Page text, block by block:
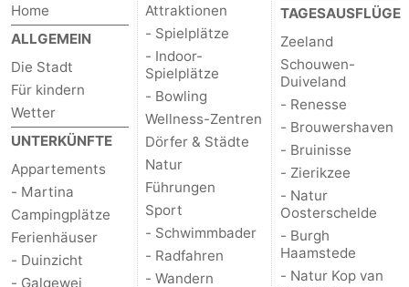
Bruinisse
-
Zierikzee
-
Oosterschelde
Burgh
Haamstede
-
Natur
Kop
van
Walcheren
-
Veere
-
Home
ALLGEMEIN
Die Stadt
Für kindern
Wetter
UNTERKÜNFTE
Appartements
- Martina
Campingplätze
Ferienhäuser
- Duinzicht
- Galgewei
Attraktionen
- Spielplätze
- Indoor-
Spielplätze
- Bowling
Wellness-Zentren
Dörfer & Städte
Natur
Führungen
Sport
- Schwimmbader
- Radfahren
- Wandern
TAGESAUSFLÜGE
Zeeland
Schouwen-
Duiveland
- Renesse
- Brouwershaven
- Bruinisse
- Zierikzee
- Natur
Oosterschelde
- Burgh
Haamstede
- Natur Kop van